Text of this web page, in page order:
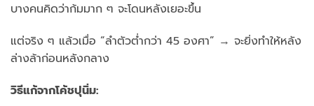
บางคนคิดว่าก้มมาก ๆ จะโดนหลังเยอะขึ้น
แต่จริง ๆ แล้วเมื่อ “ลำตัวต่ำกว่า 45 องศา” → จะยิ่งทำให้หลัง
ล่างล้าก่อนหลังกลาง
วิธีแก้จากโค้ชปุนิ่ม: